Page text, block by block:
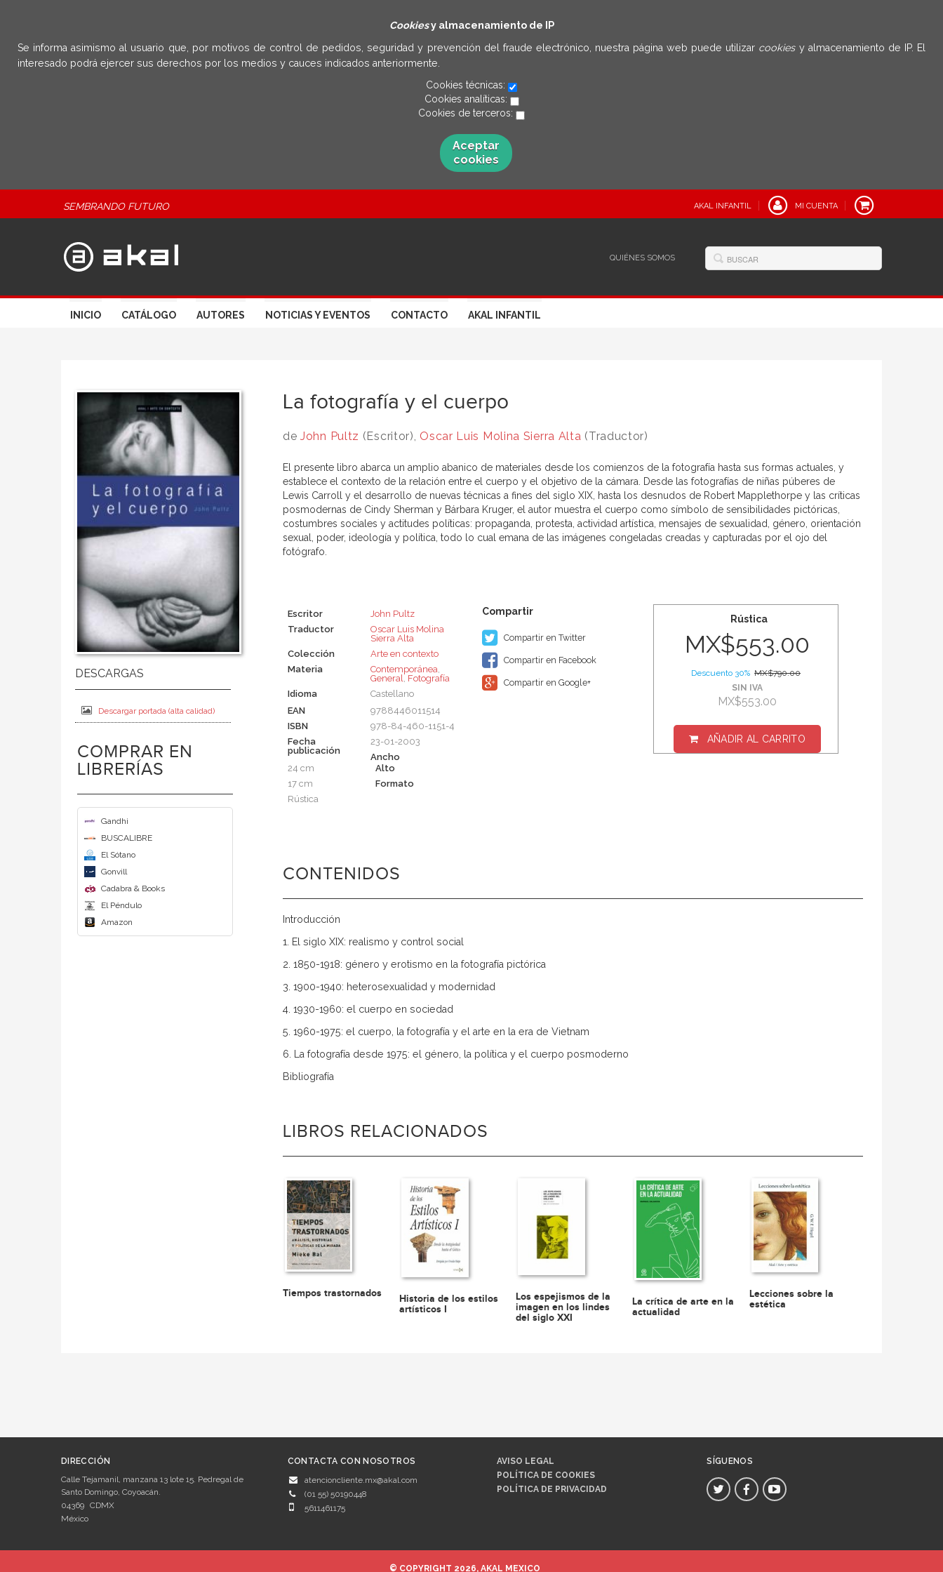
Cookiesy almacenamiento de IP
Se informa asimismo al usuario que, por motivos de control de pedidos, seguridad y prevención del fraude electrónico, nuestra página web puede utilizar cookies y almacenamiento de IP. El
interesado podrá ejercer sus derechos por los medios y cauces indicados anteriormente.
Cookies técnicas:
Cookies analíticas:
Cookies de terceros:
Aceptar
cookies
SEMBRANDO FUTURO AKAL INFANTIL MI CUENTA
QUIÉNES SOMOS
INICIO CATÁLOGO AUTORES NOTICIAS Y EVENTOS CONTACTO AKAL INFANTIL
Descargar portada (alta calidad)
COMPRAR EN
LIBRERÍAS
Gandhi
BUSCALIBRE
El Sótano
Gonvill
Cadabra & Books
El Péndulo
Amazon
La fotografía y el cuerpo
deJohn Pultz (Escritor), Oscar Luis Molina Sierra Alta (Traductor)
El presente libro abarca un amplio abanico de materiales desde los comienzos de la fotografía hasta sus formas actuales, y
establece el contexto de la relación entre el cuerpo y el objetivo de la cámara. Desde las fotografías de niñas púberes de
Lewis Carroll y el desarrollo de nuevas técnicas a fines del siglo XIX, hasta los desnudos de Robert Mapplethorpe y las críticas
posmodernas de Cindy Sherman y Bárbara Kruger, el autor muestra el cuerpo como símbolo de sensibilidades pictóricas,
costumbres sociales y actitudes políticas: propaganda, protesta, actividad artística, mensajes de sexualidad, género, orientación
sexual, poder, ideología y política, todo lo cual emana de las imágenes congeladas creadas y capturadas por el ojo del
fotógrafo.
Escritor
John Pultz
Traductor
Oscar Luis Molina
Sierra Alta
Colección
Arte en contexto
Materia
Contemporánea,
General, Fotografía
Idioma
Castellano
EAN
9788446011514
ISBN
978-84-460-1151-4
Fecha
publicación
23-01-2003
Ancho
24 cm
Alto
17 cm
Formato
Rústica
Compartir en Twitter
Compartir en Facebook
Compartir en Google+
Rústica
MX$553.00
Descuento 30% MX$790.00
SIN IVA
MX$553.00
AÑADIR AL CARRITO
CONTENIDOS
Introducción
1. El siglo XIX: realismo y control social
2. 1850-1918: género y erotismo en la fotografía pictórica
3. 1900-1940: heterosexualidad y modernidad
4. 1930-1960: el cuerpo en sociedad
5. 1960-1975: el cuerpo, la fotografía y el arte en la era de Vietnam
6. La fotografía desde 1975: el género, la política y el cuerpo posmoderno
Bibliografía
LIBROS RELACIONADOS
Tiempos trastornados
Historia de los estilos
artísticos I
Los espejismos de la
imagen en los lindes
del siglo XXI
La crítica de arte en la
actualidad
Lecciones sobre la
estética
DIRECCIÓN
Calle Tejamanil, manzana 13 lote 15. Pedregal de
Santo Domingo, Coyoacán.
04369 CDMX
México
CONTACTA CON NOSOTROS
atencioncliente.mx@akal.com
(01 55) 50190448
5611461175
AVISO LEGAL
POLÍTICA DE COOKIES
POLÍTICA DE PRIVACIDAD
SÍGUENOS
© COPYRIGHT 2026, AKAL MEXICO